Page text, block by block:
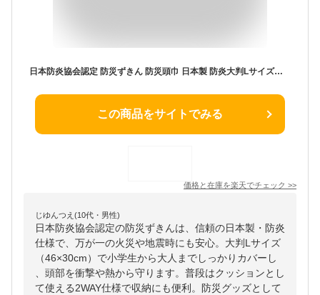
日本防炎協会認定 防災ずきん 防災頭巾 日本製 防炎大判Lサイズ（小学生から大人まで）46×30cm 防災クッション 防災頭巾 小学生 大人 防災グッズ
この商品をサイトでみる
価格と在庫を楽天でチェック >>
じゆんつえ(10代・男性)
日本防炎協会認定の防災ずきんは、信頼の日本製・防炎
仕様で、万が一の火災や地震時にも安心。大判Lサイズ
（46×30cm）で小学生から大人までしっかりカバーし
、頭部を衝撃や熱から守ります。普段はクッションとし
て使える2WAY仕様で収納にも便利。防災グッズとして